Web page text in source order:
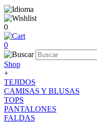
0
0
Shop
+
TEJIDOS
CAMISAS Y BLUSAS
TOPS
PANTALONES
FALDAS